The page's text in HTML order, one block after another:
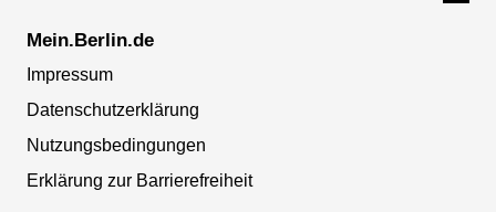
Mein.Berlin.de
Impressum
Datenschutzerklärung
Nutzungsbedingungen
Erklärung zur Barrierefreiheit